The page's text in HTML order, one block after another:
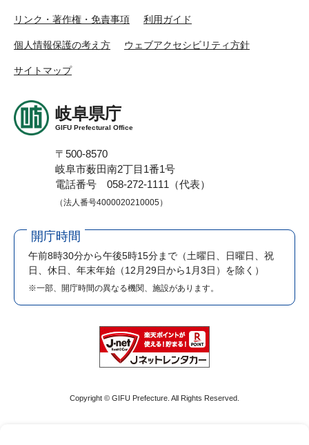
リンク・著作権・免責事項 利用ガイド
個人情報保護の考え方 ウェブアクセシビリティ方針
サイトマップ
岐阜県庁
GIFU Prefectural Office
〒500-8570
岐阜市薮田南2丁目1番1号
電話番号 058-272-1111（代表）
（法人番号4000020210005）
開庁時間
午前8時30分から午後5時15分まで （土曜日、日曜日、祝
日、休日、年末年始（12月29日から1月3日）を除く）
※一部、開庁時間の異なる機関、施設があります。
Copyright © GIFU Prefecture. All Rights Reserved.